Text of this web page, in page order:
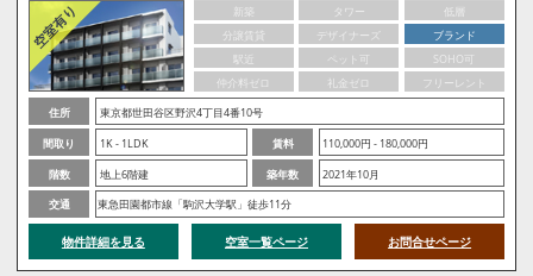
新築 タワー
低層
分譲賃貸
デザイナーズ
ブランド
駅近
ペット可
SOHO可
仲介料ゼロ
礼金ゼロ
フリーレント
住所
東京都世田谷区野沢4丁目4番10号
間取り
1K - 1LDK 賃料
110,000円 - 180,000円
階数
地上6階建 築年数
2021年10月
交通
東急田園都市線「駒沢大学駅」徒歩11分
物件詳細を見る 空室一覧ページ お問合せページ